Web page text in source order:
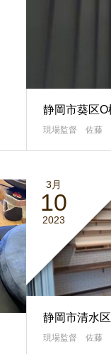
静岡市葵区
現場監督 佐藤
3月
10
2023
静岡市清水
現場監督 佐藤